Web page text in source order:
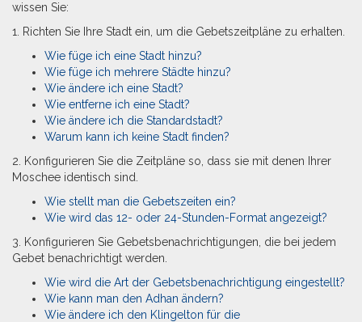
wissen Sie:
1. Richten Sie Ihre Stadt ein, um die Gebetszeitpläne zu erhalten.
Wie füge ich eine Stadt hinzu?
Wie füge ich mehrere Städte hinzu?
Wie ändere ich eine Stadt?
Wie entferne ich eine Stadt?
Wie ändere ich die Standardstadt?
Warum kann ich keine Stadt finden?
2. Konfigurieren Sie die Zeitpläne so, dass sie mit denen Ihrer
Moschee identisch sind.
Wie stellt man die Gebetszeiten ein?
Wie wird das 12- oder 24-Stunden-Format angezeigt?
3. Konfigurieren Sie Gebetsbenachrichtigungen, die bei jedem
Gebet benachrichtigt werden.
Wie wird die Art der Gebetsbenachrichtigung eingestellt?
Wie kann man den Adhan ändern?
Wie ändere ich den Klingelton für die